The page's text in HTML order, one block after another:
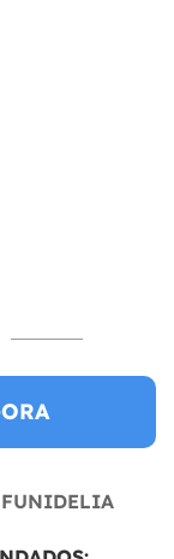
FUNIDELIA